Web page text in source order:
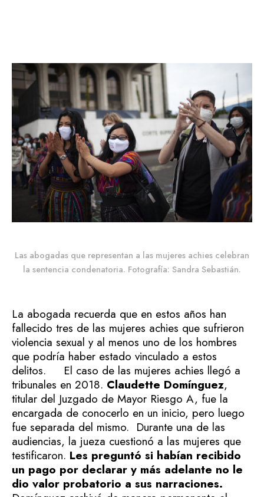
Las abogadas que representan a las mujeres achies celebran
la sentencia condenatoria. Fotografía: Sandra Sebastián.
La abogada recuerda que en estos años han
fallecido tres de las mujeres achies que sufrieron
violencia sexual y al menos uno de los hombres
que podría haber estado vinculado a estos
delitos. El caso de las mujeres achies llegó a
tribunales en 2018. Claudette Domínguez,
titular del Juzgado de Mayor Riesgo A, fue la
encargada de conocerlo en un inicio, pero luego
fue separada del mismo. Durante una de las
audiencias, la jueza cuestionó a las mujeres que
testificaron. Les preguntó si habían recibido
un pago por declarar y más adelante no le
dio valor probatorio a sus narraciones.